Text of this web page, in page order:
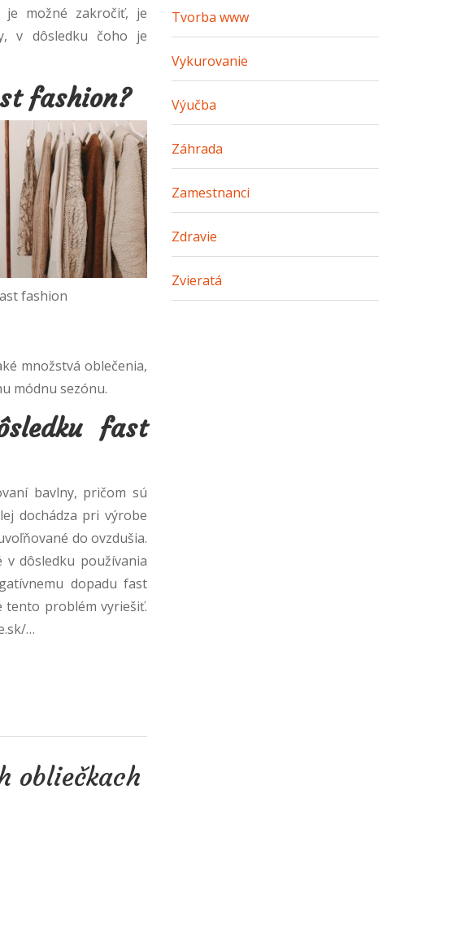
je možné zakročiť, je
v dôsledku čoho je
fashion?
fashion
množstvá oblečenia,
módnu sezónu.
fast
bavlny, pričom sú
dochádza pri výrobe
do ovzdušia.
dôsledku používania
dopadu fast
tento problém vyriešiť.
…
obliečkach
Tvorba www
Vykurovanie
Výučba
Záhrada
Zamestnanci
Zdravie
Zvieratá